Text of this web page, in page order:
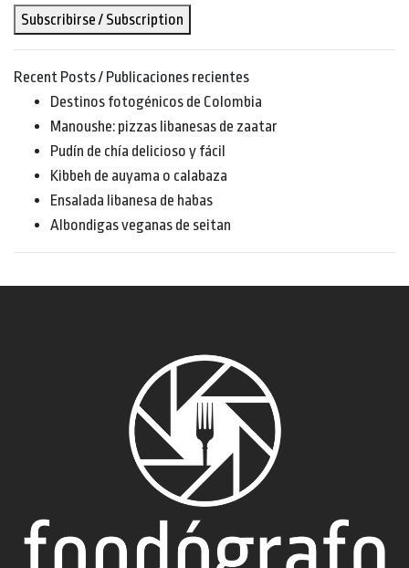
email
Subscribirse / Subscription
Recent Posts / Publicaciones recientes
Destinos fotogénicos de Colombia
Manoushe: pizzas libanesas de zaatar
Pudín de chía delicioso y fácil
Kibbeh de auyama o calabaza
Ensalada libanesa de habas
Albondigas veganas de seitan